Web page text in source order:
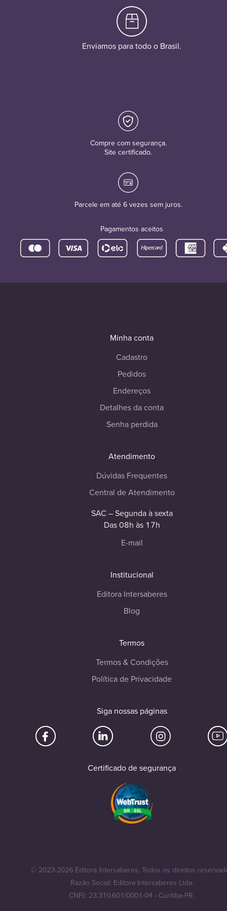
Enviamos para todo o Brasil.
Compre com segurança.
Site certificado.
Parcele em até 6 vezes sem juros.
Pagamentos aceitos
Minha conta
Cadastro
Pedidos
Endereços
Detalhes da conta
Senha perdida
Atendimento
Dúvidas Frequentes
Central de Atendimento
SAC – Segunda à sexta
Das 08h às 17h
E-mail
Institucional
Editora Intersaberes
Blog
Termos
Termos & Condições
Política de Privacidade
Siga nossas páginas
Certificado de segurança
© 2023-2026 Editora Intersaberes. Todos os direitos
Razão Social: Editora Intersaberes Ltda.
CNPJ: 23.310.601/0001-04 - Curitiba-PR.